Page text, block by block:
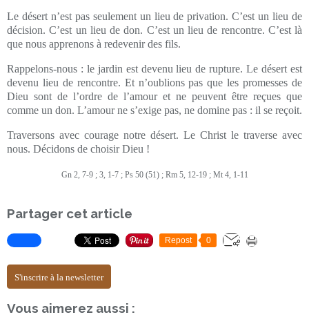
Le désert n’est pas seulement un lieu de privation. C’est un lieu de
décision. C’est un lieu de don. C’est un lieu de rencontre. C’est là
que nous apprenons à redevenir des fils.
Rappelons-nous : le jardin est devenu lieu de rupture. Le désert est
devenu lieu de rencontre. Et n’oublions pas que les promesses de
Dieu sont de l’ordre de l’amour et ne peuvent être reçues que
comme un don. L’amour ne s’exige pas, ne domine pas : il se reçoit.
Traversons avec courage notre désert. Le Christ le traverse avec
nous. Décidons de choisir Dieu !
Gn 2, 7-9 ; 3, 1-7 ; Ps 50 (51) ; Rm 5, 12-19 ; Mt 4, 1-11
Partager cet article
Repost 0
S'inscrire à la newsletter
Vous aimerez aussi :